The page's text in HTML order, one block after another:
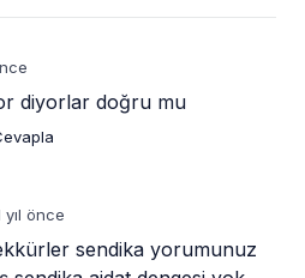
diyorlar doğru mu
yıl önce
sendika yorumunuz